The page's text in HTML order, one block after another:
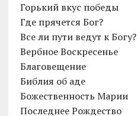
Горький вкус победы
Где прячется Бог?
Все ли пути ведут к Богу?
Вербное Воскресенье
Благовещение
Библия об аде
Божественность Марии
Последнее Рождество